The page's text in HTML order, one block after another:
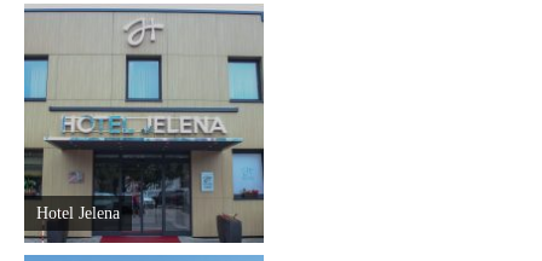
Hotel Jelena